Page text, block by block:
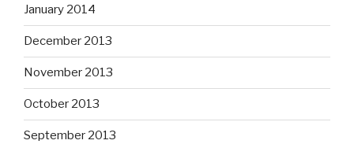
January 2014
December 2013
November 2013
October 2013
September 2013